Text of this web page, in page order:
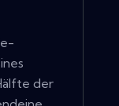
der